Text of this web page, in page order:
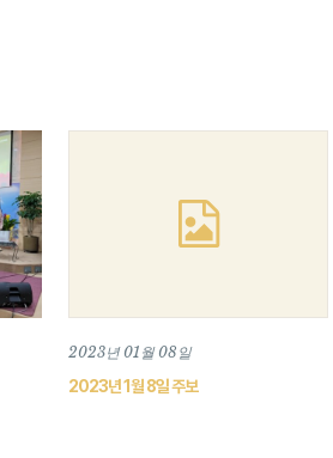
2023년 01월 08일
2023년 1월 8일 주보